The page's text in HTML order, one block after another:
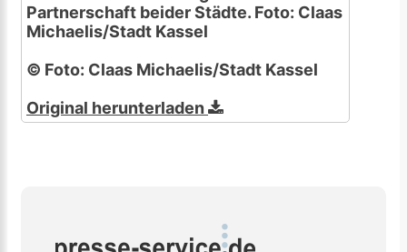
Partnerschaft beider Städte. Foto: Claas
Michaelis/Stadt Kassel
© Foto: Claas Michaelis/Stadt Kassel
Original herunterladen